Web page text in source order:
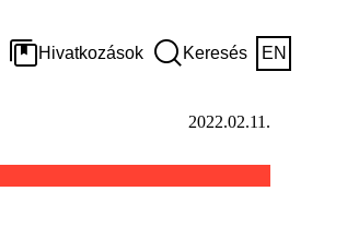
Hivatkozások Keresés EN
2022.02.11.